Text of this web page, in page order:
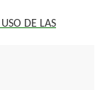
DE LAS